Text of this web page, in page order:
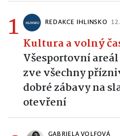
1 REDAKCE IHLINSKO
Kultura a volný
Všesportovní
zve všechny
dobré zábavy na
otevření